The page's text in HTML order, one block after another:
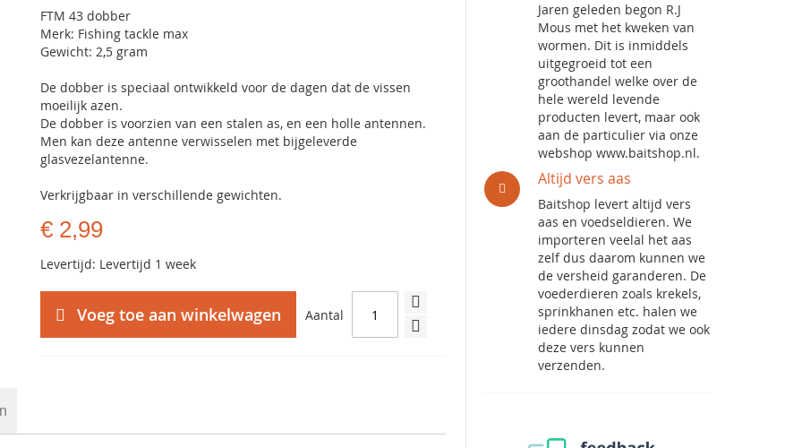
FTM 43 dobber
Merk: Fishing tackle max
Gewicht: 2,5 gram
De dobber is speciaal ontwikkeld voor de dagen dat de vissen
moeilijk azen.
De dobber is voorzien van een stalen as, en een holle antennen.
Men kan deze antenne verwisselen met bijgeleverde
glasvezelantenne.
Verkrijgbaar in verschillende gewichten.
€ 2,99
Levertijd: Levertijd 1 week
Aantal
Voeg toe aan winkelwagen
Jaren geleden begon R.J
Mous met het kweken van
wormen. Dit is inmiddels
uitgegroeid tot een
groothandel welke over de
hele wereld levende
producten levert, maar ook
aan de particulier via onze
webshop www.baitshop.nl.
Altijd vers aas
Baitshop levert altijd vers
aas en voedseldieren. We
importeren veelal het aas
zelf dus daarom kunnen we
de versheid garanderen. De
voederdieren zoals krekels,
sprinkhanen etc. halen we
iedere dinsdag zodat we ook
deze vers kunnen
verzenden.